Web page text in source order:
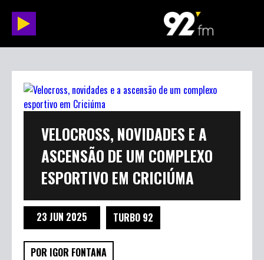
VELOCROSS, NOVIDADES E A
ASCENSÃO DE UM COMPLEXO
ESPORTIVO EM CRICIÚMA
23 JUN 2025 TURBO 92
POR IGOR FONTANA